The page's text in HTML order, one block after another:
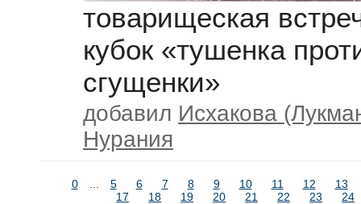
товарищеская
кубок «тушенка
сгущенки»
добавил Исхакова
Нурания
0 5 6 7 8 9 10 11 12
13
17
18 19 20 21 22 23 24